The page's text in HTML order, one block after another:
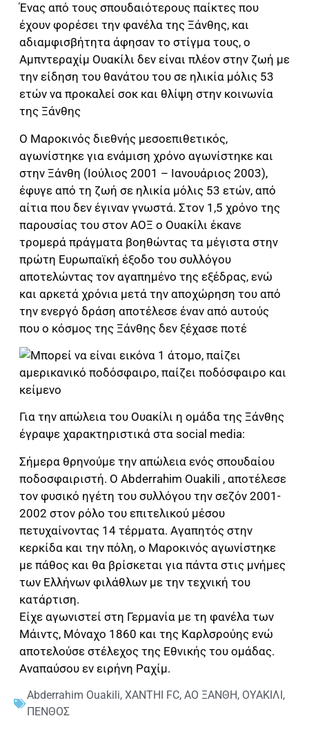
Ένας από τους σπουδαιότερους παίκτες που
έχουν φορέσει την φανέλα της Ξάνθης, και
αδιαμφισβήτητα άφησαν το στίγμα τους, ο
Αμπντεραχίμ Ουακίλι δεν είναι πλέον στην ζωή με
την είδηση του θανάτου του σε ηλικία μόλις 53
ετών να προκαλεί σοκ και θλίψη στην κοινωνία
της Ξάνθης
Ο Μαροκινός διεθνής μεσοεπιθετικός,
αγωνίστηκε για ενάμιση χρόνο αγωνίστηκε και
στην Ξάνθη (Ιούλιος 2001 – Ιανουάριος 2003),
έφυγε από τη ζωή σε ηλικία μόλις 53 ετών, από
αίτια που δεν έγιναν γνωστά. Στον 1,5 χρόνο της
παρουσίας του στον ΑΟΞ ο Ουακίλι έκανε
τρομερά πράγματα βοηθώντας τα μέγιστα στην
πρώτη Ευρωπαϊκή έξοδο του συλλόγου
αποτελώντας τον αγαπημένο της εξέδρας, ενώ
και αρκετά χρόνια μετά την αποχώρηση του από
την ενεργό δράση αποτέλεσε έναν από αυτούς
που ο κόσμος της Ξάνθης δεν ξέχασε ποτέ
Για την απώλεια του Ουακίλι η ομάδα της Ξάνθης
έγραψε χαρακτηριστικά στα social media:
Σήμερα θρηνούμε την απώλεια ενός σπουδαίου
ποδοσφαιριστή. Ο Abderrahim Ouakili , αποτέλεσε
τον φυσικό ηγέτη του συλλόγου την σεζόν 2001-
2002 στον ρόλο του επιτελικού μέσου
πετυχαίνοντας 14 τέρματα. Αγαπητός στην
κερκίδα και την πόλη, ο Μαροκινός αγωνίστηκε
με πάθος και θα βρίσκεται για πάντα στις μνήμες
των Ελλήνων φιλάθλων με την τεχνική του
κατάρτιση.
Είχε αγωνιστεί στη Γερμανία με τη φανέλα των
Μάιντς, Μόναχο 1860 και της Καρλσρούης ενώ
αποτελούσε στέλεχος της Εθνικής του ομάδας.
Αναπαύσου εν ειρήνη Ραχίμ.
Abderrahim Ouakili, XANTHI FC, ΑΟ ΞΑΝΘΗ, ΟΥΑΚΙΛΙ,
ΠΕΝΘΟΣ